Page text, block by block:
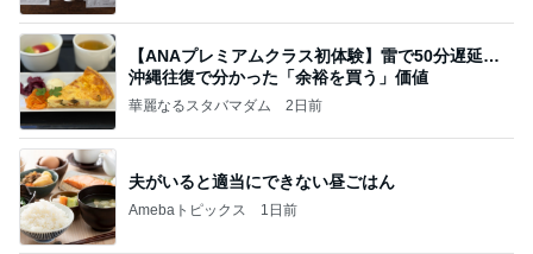
【ANAプレミアムクラス初体験】雷で50分遅延…
沖縄往復で分かった「余裕を買う」価値
華麗なるスタバマダム 2日前
夫がいると適当にできない昼ごはん
Amebaトピックス 1日前